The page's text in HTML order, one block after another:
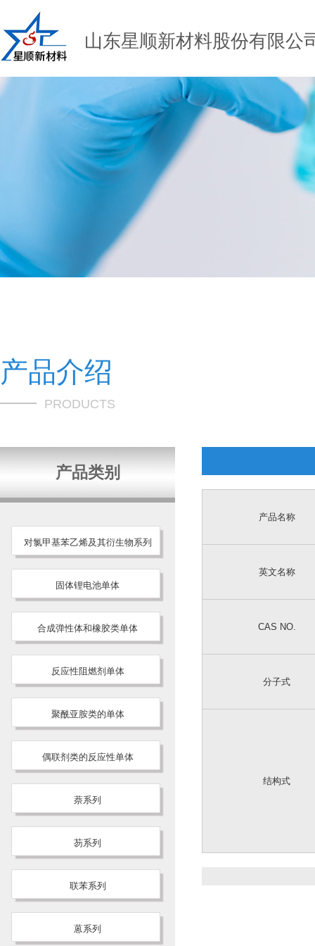
山东星顺新材料股份有限公
产品介绍
PRODUCTS
产品类别
对氯甲基苯乙烯及其衍生物系列
固体锂电池单体
合成弹性体和橡胶类单体
反应性阻燃剂单体
聚酰亚胺类的单体
偶联剂类的反应性单体
萘系列
芴系列
联苯系列
蒽系列
产品名称
英文名称
CAS NO.
分子式
结构式